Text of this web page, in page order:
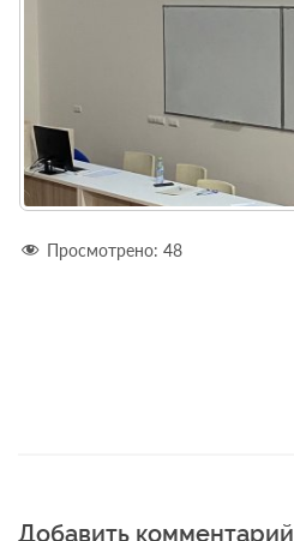
Просмотрено: 48
Добавить комментарий